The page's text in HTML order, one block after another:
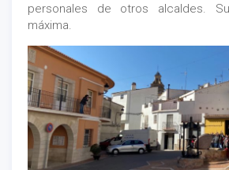
personales de otros alcaldes.
máxima.